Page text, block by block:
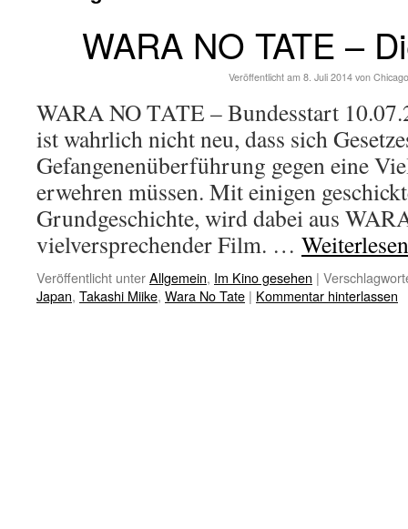
WARA NO TATE –
Veröffentlicht am 8. Juli 2014 von
WARA NO TATE – Bundesstart
ist wahrlich nicht neu, dass sich
Gefangenenüberführung gegen eine
erwehren müssen. Mit einigen
Grundgeschichte, wird dabei aus
vielversprechender Film. …
Veröffentlicht unterAllgemein, Im Kino gesehen |
Japan, Takashi Miike, Wara No Tate | Kommentar hinterlassen